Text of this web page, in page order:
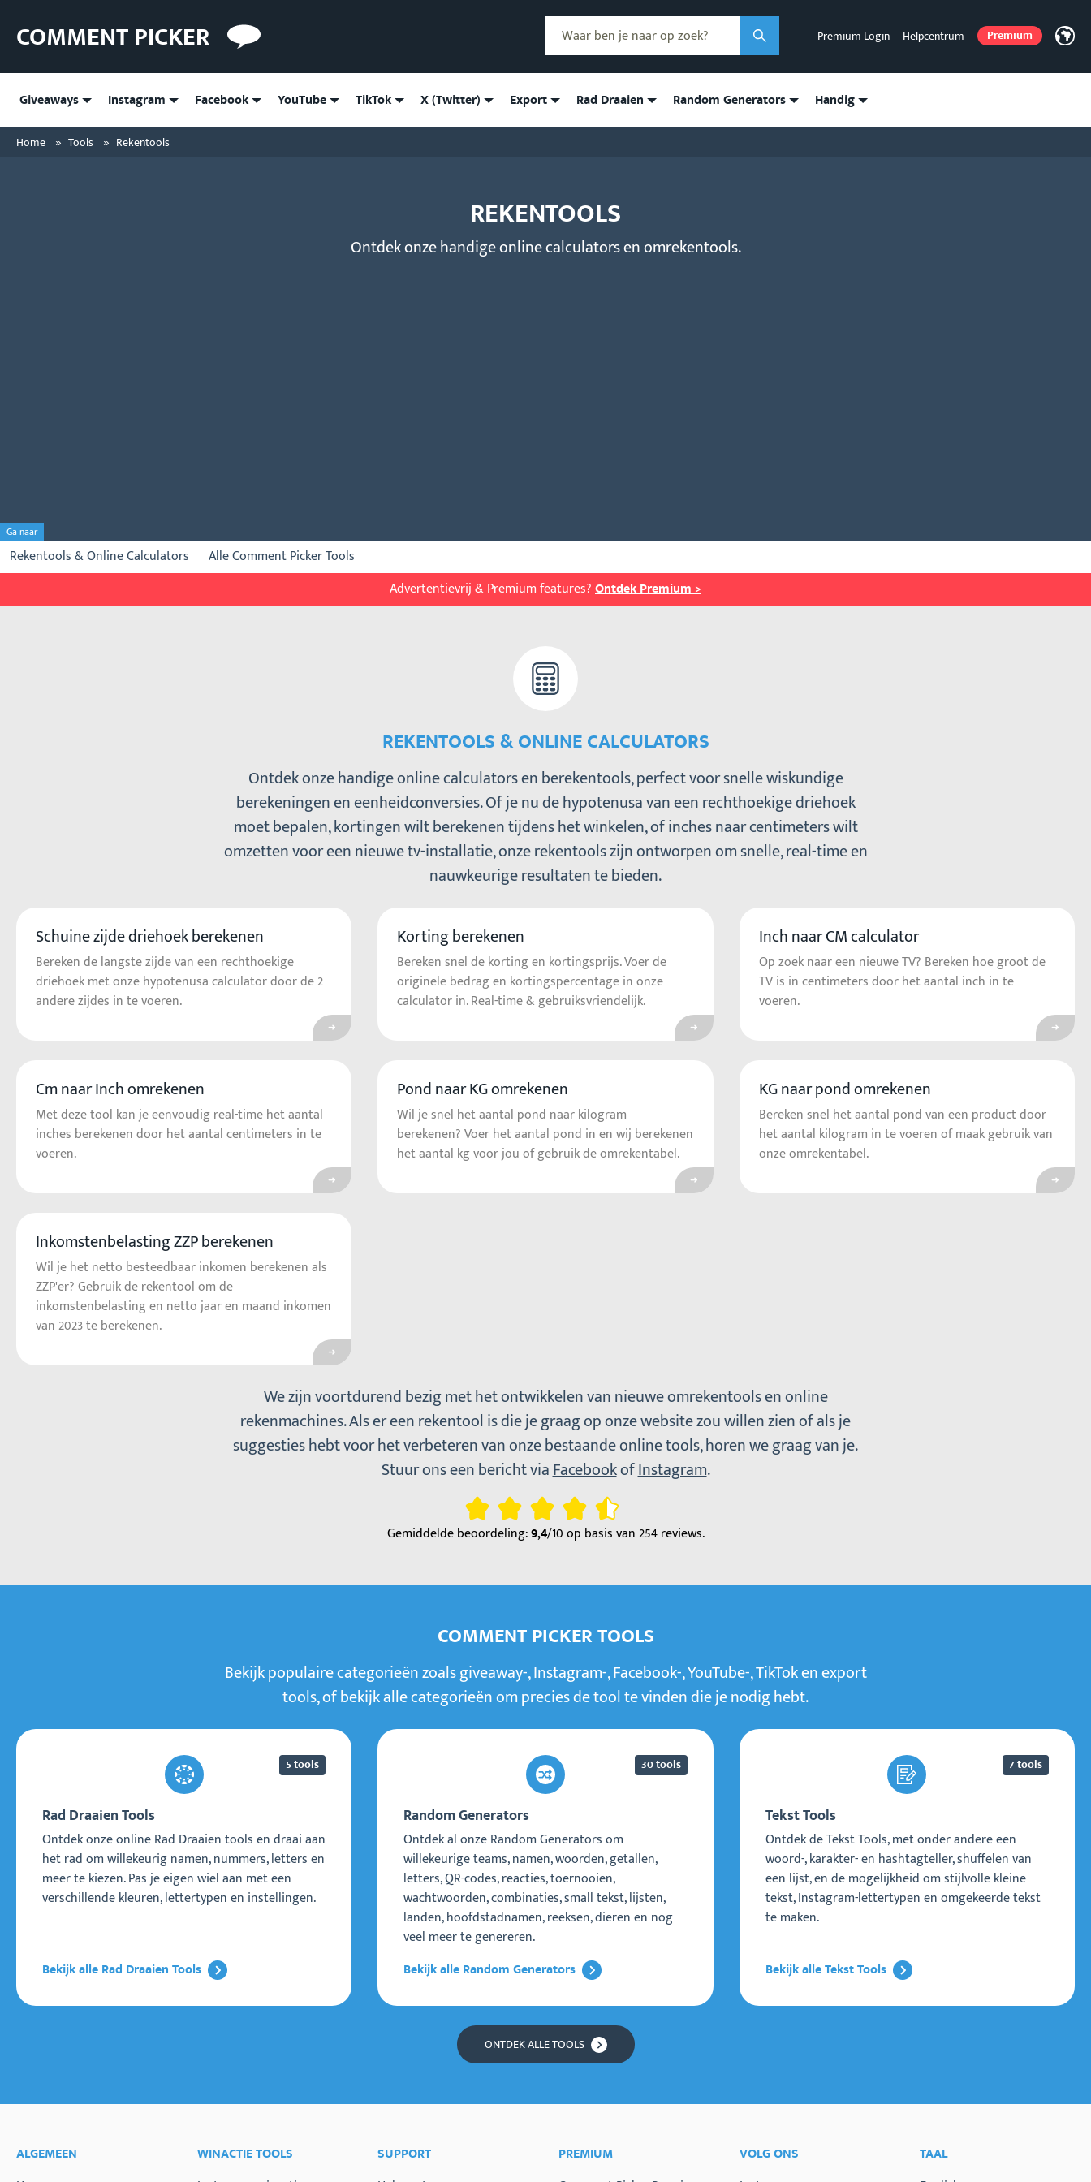
COMMENT PICKER Zoek op Comment Picker
Zoekwoord
ZOEKEN Premium Login Helpcentrum Premium
Giveaways Instagram Facebook YouTube TikTok X (Twitter) Export Rad Draaien Random Generators Handig
Home » Tools » Rekentools
REKENTOOLS
Ontdek onze handige online calculators en omrekentools.
Ga naar
Rekentools & Online Calculators
Alle Comment Picker Tools
Advertentievrij & Premium features? Ontdek Premium >
REKENTOOLS & ONLINE CALCULATORS
Ontdek onze handige online calculators en berekentools, perfect voor snelle wiskundige
berekeningen en eenheidconversies. Of je nu de hypotenusa van een rechthoekige driehoek
moet bepalen, kortingen wilt berekenen tijdens het winkelen, of inches naar centimeters wilt
omzetten voor een nieuwe tv-installatie, onze rekentools zijn ontworpen om snelle, real-time en
nauwkeurige resultaten te bieden.
Schuine zijde driehoek berekenen
Bereken de langste zijde van een rechthoekige
driehoek met onze hypotenusa calculator door de 2
andere zijdes in te voeren.
Ga naar Schuine zijde driehoek berekenen
Korting berekenen
Bereken snel de korting en kortingsprijs. Voer de
originele bedrag en kortingspercentage in onze
calculator in. Real-time & gebruiksvriendelijk.
Ga naar Korting berekenen
Inch naar CM calculator
Op zoek naar een nieuwe TV? Bereken hoe groot de
TV is in centimeters door het aantal inch in te
voeren.
Cm naar Inch omrekenen
Met deze tool kan je eenvoudig real-time het aantal
inches berekenen door het aantal centimeters in te
voeren.
Ga naar Cm naar Inch omrekenen
Pond naar KG omrekenen
Wil je snel het aantal pond naar kilogram
berekenen? Voer het aantal pond in en wij berekenen
het aantal kg voor jou of gebruik de omrekentabel.
Ga naar Pond naar KG omrekenen
KG naar pond omrekenen
Bereken snel het aantal pond van een product door
het aantal kilogram in te voeren of maak gebruik van
onze omrekentabel.
Inkomstenbelasting ZZP berekenen
Wil je het netto besteedbaar inkomen berekenen als
ZZP'er? Gebruik de rekentool om de
inkomstenbelasting en netto jaar en maand inkomen
van 2023 te berekenen.
We zijn voortdurend bezig met het ontwikkelen van nieuwe omrekentools en online
rekenmachines. Als er een rekentool is die je graag op onze website zou willen zien of als je
suggesties hebt voor het verbeteren van onze bestaande online tools, horen we graag van je.
Stuur ons een bericht viaFacebookofInstagram.
Gemiddelde beoordeling:9,4/10 op basis van254 reviews.
COMMENT PICKER TOOLS
Bekijk populaire categorieën zoals giveaway-, Instagram-, Facebook-, YouTube-, TikTok en export
tools, of bekijk alle categorieën om precies de tool te vinden die je nodig hebt.
5 tools
Rad Draaien Tools
Ontdek onze online Rad Draaien tools en draai aan
het rad om willekeurig namen, nummers, letters en
meer te kiezen. Pas je eigen wiel aan met een
verschillende kleuren, lettertypen en instellingen.
Bekijk alle Rad Draaien Tools
30 tools
Random Generators
Ontdek al onze Random Generators om
willekeurige teams, namen, woorden, getallen,
letters, QR-codes, reacties, toernooien,
wachtwoorden, combinaties, small tekst, lijsten,
landen, hoofdstadnamen, reeksen, dieren en nog
veel meer te genereren.
Bekijk alle Random Generators
7 tools
Tekst Tools
Ontdek de Tekst Tools, met onder andere een
woord-, karakter- en hashtagteller, shuffelen van
een lijst, en de mogelijkheid om stijlvolle kleine
tekst, Instagram-lettertypen en omgekeerde tekst
te maken.
Bekijk alle Tekst Tools
ONTDEK ALLE TOOLS
ALGEMEEN WINACTIE TOOLS SUPPORT PREMIUM VOLG ONS TAAL